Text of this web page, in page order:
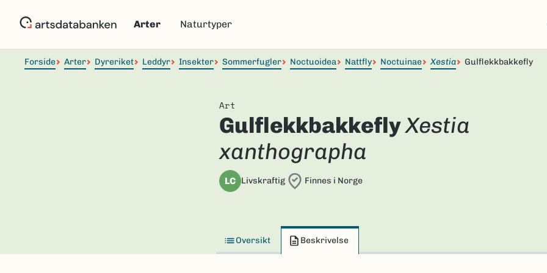
Arter Naturtyper
Forside Arter Dyreriket Leddyr Insekter Sommerfugler Noctuoidea Nattfly Noctuinae Xestia Gulflekkbakkefly
Art
GulflekkbakkeflyXestia
xanthographa
LC Livskraftig Finnes i Norge
Oversikt Beskrivelse